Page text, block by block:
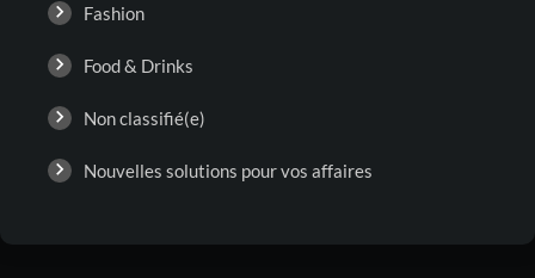
Fashion
Food & Drinks
Non classifié(e)
Nouvelles solutions pour vos affaires